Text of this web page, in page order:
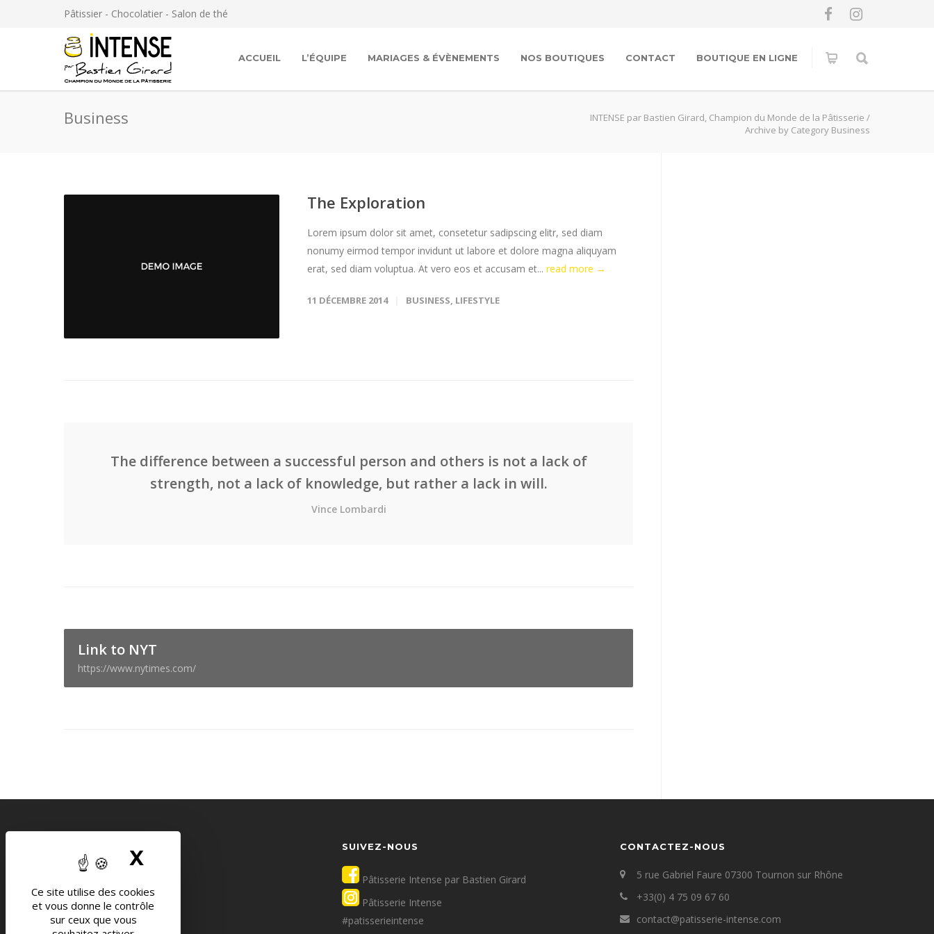
Panneau de gestion des cookies
Ce site utilise des cookies
et vous donne le contrôle
sur ceux que vous
X MASQUER LE BANDEAU DES COOKIES
Pâtissier - Chocolatier - Salon de thé
ACCUEIL L’ÉQUIPE MARIAGES & ÉVÈNEMENTS NOS BOUTIQUES CONTACT BOUTIQUE EN LIGNE
Business INTENSE par Bastien Girard, Champion du Monde de la Pâtisserie /
Archive by Category Business
The Exploration
Lorem ipsum dolor sit amet, consetetur sadipscing elitr, sed diam
nonumy eirmod tempor invidunt ut labore et dolore magna aliquyam
erat, sed diam voluptua. At vero eos et accusam et... read more →
11 DÉCEMBRE 2014 BUSINESS, LIFESTYLE
The difference between a successful person and others is not a lack of
strength, not a lack of knowledge, but rather a lack in will.
Vince Lombardi
Link to NYT
https://www.nytimes.com/
Mentions légales
CGV
SUIVEZ-NOUS
Pâtisserie Intense par Bastien Girard
Pâtisserie Intense
#patisserieintense
CONTACTEZ-NOUS
5 rue Gabriel Faure 07300 Tournon sur Rhône
+33(0) 4 75 09 67 60
contact@patisserie-intense.com